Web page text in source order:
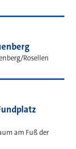
Rosellen
am Fuß der